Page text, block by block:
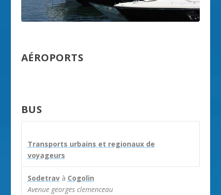
AÉROPORTS
BUS
Transports urbains et regionaux de
voyageurs
Sodetravà Cogolin
Avenue georges clemenceau